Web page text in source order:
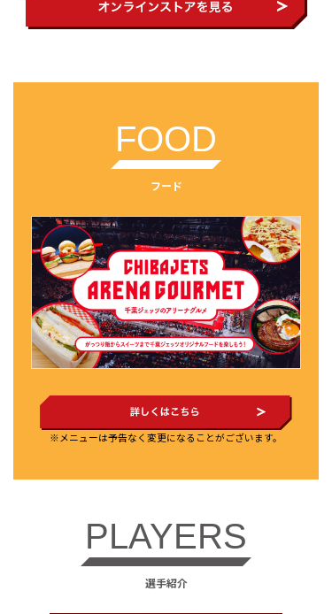
FOOD
フード
※メニューは予告なく変更になることがございます。
PLAYERS
選手紹介